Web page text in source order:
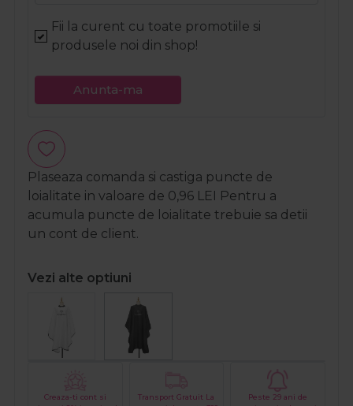
Fii la curent cu toate promotiile si
produsele noi din shop!
Anunta-ma
Plaseaza comanda si castiga puncte de
loialitate in valoare de 0,96 LEI
Pentru a
acumula puncte de loialitate trebuie sa detii
un cont de client.
Vezi alte optiuni
Creaza-ti cont si
Transport Gratuit La
Peste 29 ani de